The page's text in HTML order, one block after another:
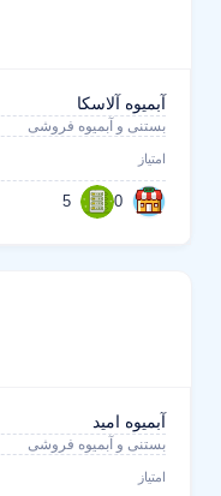
آبمیوه آلاسکا
بستنی و آبمیوه فروشی
امتیاز
0
5
آبمیوه امید
بستنی و آبمیوه فروشی
امتیاز